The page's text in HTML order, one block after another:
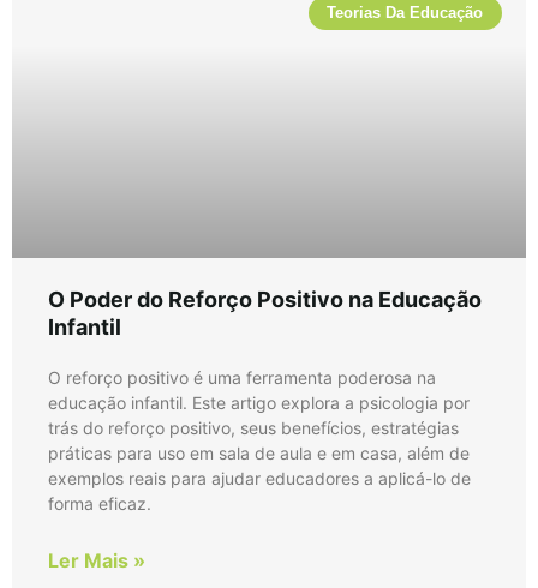
Teorias Da Educação
O Poder do Reforço Positivo na Educação
Infantil
O reforço positivo é uma ferramenta poderosa na
educação infantil. Este artigo explora a psicologia por
trás do reforço positivo, seus benefícios, estratégias
práticas para uso em sala de aula e em casa, além de
exemplos reais para ajudar educadores a aplicá-lo de
forma eficaz.
Ler Mais »